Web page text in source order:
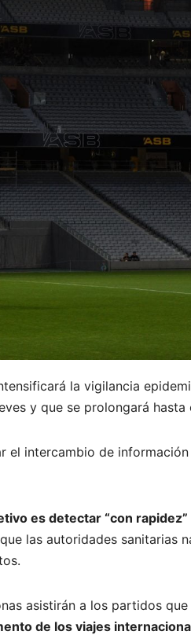
la vigilancia
y que se prolongará hasta
el intercambio de
es detectar “con
las autoridades sanitarias
asistirán a los partidos
de los viajes